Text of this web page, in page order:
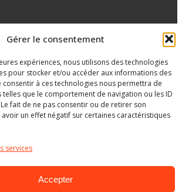
Gérer le consentement
expériences, nous utilisons des technologies
pour stocker et/ou accéder aux informations des
consentir à ces technologies nous permettra de
que le comportement de navigation ou les ID
fait de ne pas consentir ou de retirer son
un effet négatif sur certaines caractéristiques
services
Accepter